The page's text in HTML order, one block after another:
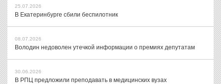
25.07.2026
В Екатеринбурге сбили беспилотник
08.07.2026
Володин недоволен утечкой информации о премиях депутатам
30.06.2026
В РПЦ предложили преподавать в медицинских вузах